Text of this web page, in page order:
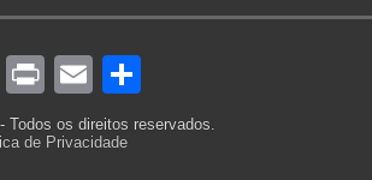
Messenger
PrintEmail
Todos os direitos reservados.
de Privacidade